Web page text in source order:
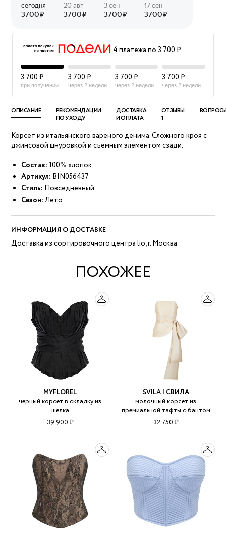
4 платежа по 3 700 ₽
3 700 ₽
при получении
3 700 ₽
через 2 недели
3 700 ₽
через 2 недели
3 700 ₽
через 2 недели
ОПИСАНИЕ
РЕКОМЕНДАЦИИ
ПО УХОДУ
ДОСТАВКА
И ОПЛАТА
ОТЗЫВЫ
1
Корсет из итальянского вареного денима. Сложного кроя с
джинсовой шнуровкой и съемным элементом сзади.
Состав: 100% хлопок
Артикул: BIN056437
Стиль: Повседневный
Сезон: Лето
ИНФОРМАЦИЯ О ДОСТАВКЕ
Доставка из сортировочного центра lio, г. Москва
ПОХОЖЕЕ
MYFLOREL
черный корсет в складку из
шелка
39 900 ₽
SVILA | СВИЛА
молочный корсет из
премиальной тафты с бантом
32 750 ₽